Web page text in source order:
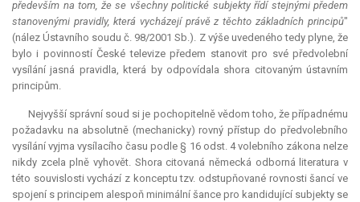
především na tom, že se všechny politické subjekty řídí stejnými předem
stanovenými pravidly, která vycházejí právě z těchto základních principů"
(nález Ústavního soudu č. 98/2001 Sb.). Z výše uvedeného tedy plyne, že
bylo i povinností České televize předem stanovit pro své předvolební
vysílání jasná pravidla, která by odpovídala shora citovaným ústavním
principům.
Nejvyšší správní soud si je pochopitelně vědom toho, že případnému
požadavku na absolutně (mechanicky) rovný přístup do předvolebního
vysílání vyjma vysílacího času podle § 16 odst. 4 volebního zákona nelze
nikdy zcela plně vyhovět. Shora citovaná německá odborná literatura v
této souvislosti vychází z konceptu tzv. odstupňované rovnosti šancí ve
spojení s principem alespoň minimální šance pro kandidující subjekty se